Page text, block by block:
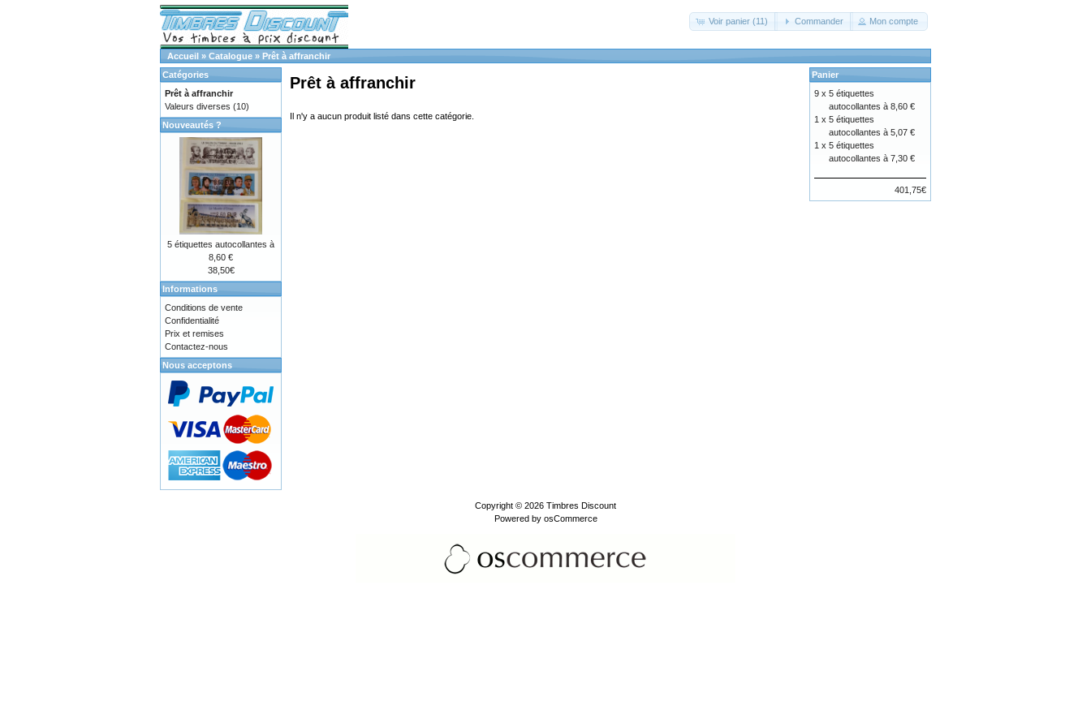
Voir panier (11) Commander Mon compte
Accueil » Catalogue » Prêt à affranchir
Prêt à affranchir
Il n'y a aucun produit listé dans cette catégorie.
Catégories
Prêt à affranchir
Valeurs diverses (10)
Nouveautés ?
5 étiquettes autocollantes à
8,60 €
38,50€
Informations
Conditions de vente
Confidentialité
Prix et remises
Contactez-nous
Nous acceptons
Panier
9 x 5 étiquettes
autocollantes à 8,60 €
1 x 5 étiquettes
autocollantes à 5,07 €
1 x 5 étiquettes
autocollantes à 7,30 €
401,75€
Copyright © 2026 Timbres Discount
Powered by osCommerce